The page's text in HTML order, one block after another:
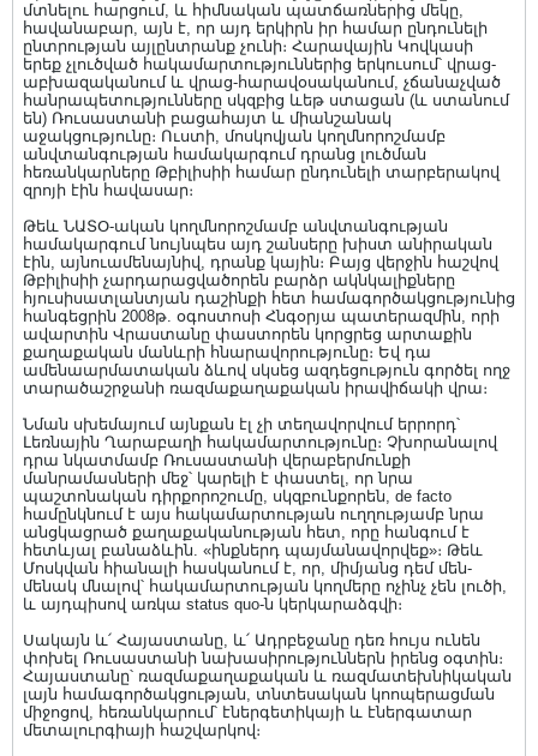
մտնելու հարցում, և հիմնական պատճառներից մեկը,
հավանաբար, այն է, որ այդ երկիրն իր համար ընդունելի
ընտրության այլընտրանք չունի։ Հարավային Կովկասի
երեք չլուծված հակամարտություններից երկուսում՝ վրաց-
աբխազականում և վրաց-հարավօսականում, չճանաչված
հանրապետությունները սկզբից ևեթ ստացան (և ստանում
են) Ռուսաստանի բացահայտ և միանշանակ
աջակցությունը։ Ուստի, մոսկովյան կողմնորոշմամբ
անվտանգության համակարգում դրանց լուծման
հեռանկարները Թբիլիսիի համար ընդունելի տարբերակով
զրոյի էին հավասար։
Թեև ՆԱՏՕ-ական կողմնորոշմամբ անվտանգության
համակարգում նույնպես այդ շանսերը խիստ անիրական
էին, այնուամենայնիվ, դրանք կային։ Բայց վերջին հաշվով
Թբիլիսիի չարդարացվածորեն բարձր ակնկալիքները
հյուսիսատլանտյան դաշինքի հետ համագործակցությունից
հանգեցրին 2008թ. օգոստոսի Հնգօրյա պատերազմին, որի
ավարտին Վրաստանը փաստորեն կորցրեց արտաքին
քաղաքական մանևրի հնարավորությունը։ Եվ դա
ամենաարմատական ձևով սկսեց ազդեցություն գործել ողջ
տարածաշրջանի ռազմաքաղաքական իրավիճակի վրա։
Նման սխեմայում այնքան էլ չի տեղավորվում երրորդ՝
Լեռնային Ղարաբաղի հակամարտությունը։ Չխորանալով
դրա նկատմամբ Ռուսաստանի վերաբերմունքի
մանրամասների մեջ՝ կարելի է փաստել, որ նրա
պաշտոնական դիրքորոշումը, սկզբունքորեն, de facto
համընկնում է այս հակամարտության ուղղությամբ նրա
անցկացրած քաղաքականության հետ, որը հանգում է
հետևյալ բանաձևին. «ինքներդ պայմանավորվեք»։ Թեև
Մոսկվան հիանալի հասկանում է, որ, միմյանց դեմ մեն-
մենակ մնալով՝ հակամարտության կողմերը ոչինչ չեն լուծի,
և այդպիսով առկա status quo-ն կերկարաձգվի։
Սակայն և՛ Հայաստանը, և՛ Ադրբեջանը դեռ հույս ունեն
փոխել Ռուսաստանի նախասիրություններն իրենց օգտին։
Հայաստանը՝ ռազմաքաղաքական և ռազմատեխնիկական
լայն համագործակցության, տնտեսական կոոպերացման
միջոցով, հեռանկարում՝ էներգետիկայի և էներգատար
մետալուրգիայի հաշվարկով։